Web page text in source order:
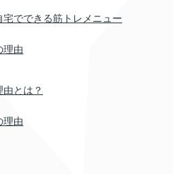
でできる筋トレメニュー
理由
とは？
理由